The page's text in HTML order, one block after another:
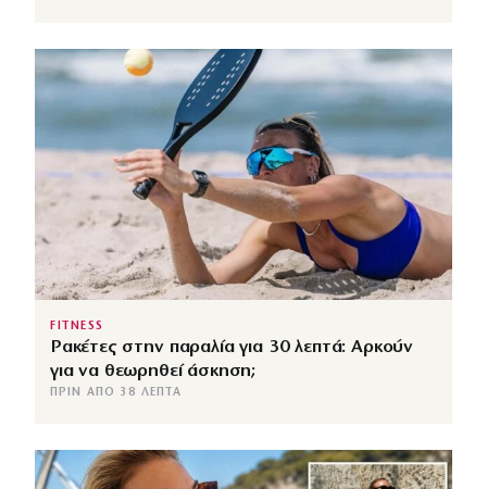
FITNESS
Ρακέτες στην παραλία για 30 λεπτά: Αρκούν
για να θεωρηθεί άσκηση;
ΠΡΙΝ ΑΠΌ 38 ΛΕΠΤΆ